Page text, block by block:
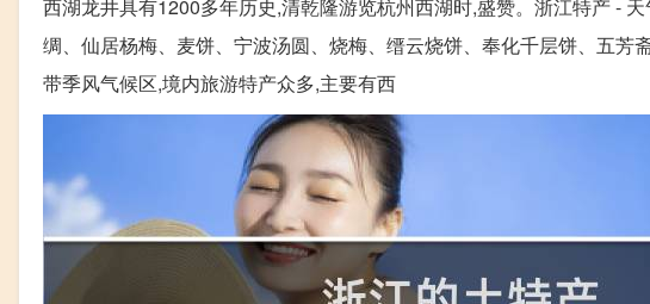
西湖龙井具有1200多年历史,清乾隆游览杭州西湖时,盛赞。浙江特产 -
绸、仙居杨梅、麦饼、宁波汤圆、烧梅、缙云烧饼、奉化千层饼、五
带季风气候区,境内旅游特产众多,主要有西